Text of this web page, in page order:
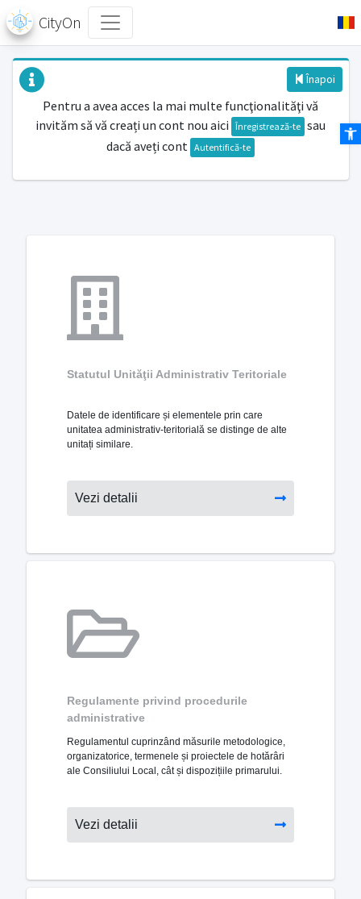
CityOn
Înapoi
Pentru a avea acces la mai multe funcţionalităţi vă
invităm să vă creați un cont nou aici Înregistrează-te sau
dacă aveți cont Autentifică-te
Statutul Unităţii Administrativ Teritoriale
Datele de identificare și elementele prin care
unitatea administrativ-teritorială se distinge de alte
unitați similare.
Vezi detalii
Regulamente privind procedurile
administrative
Regulamentul cuprinzând măsurile metodologice,
organizatorice, termenele și proiectele de hotărâri
ale Consiliului Local, cât și dispozițiile primarului.
Vezi detalii